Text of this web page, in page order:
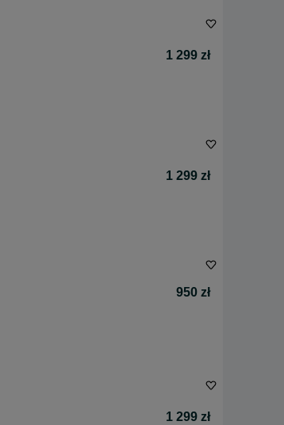
1 299 zł
1 299 zł
950 zł
1 299 zł